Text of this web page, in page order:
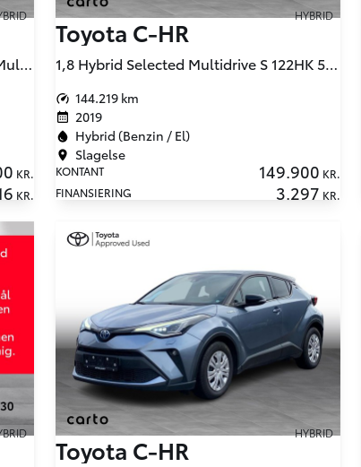
1,8 Hybrid C-LUB Premium Selected Multidrive S 122HK 5d Aut.
KR.
KR.
HYBRID
Toyota C-HR
1,8 Hybrid Selected Multidrive S 122HK 5d Aut.
144.219 km
2019
Hybrid (Benzin / El)
Slagelse
KONTANT 149.900 KR.
FINANSIERING
3.297 KR.
Klik for at se flere billeder
og alle bilens detaljer
HYBRID
Toyota C-HR